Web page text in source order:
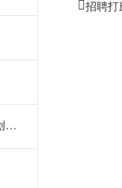
招聘打
軍用室內訓練器材糖心LOGO原创视频電話